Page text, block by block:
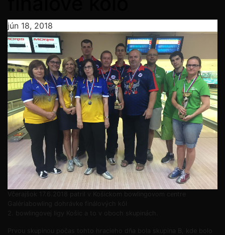
jún 18, 2018
Včerajšok 17.6.2018 patril v Košickom bowlingovom centre
Galériabowling dohrávke finálových kôl
2. bowlingovej ligy Košic a to v oboch skupinách.
Prvou skupinou počas tohto hracieho dňa bola skupina B, kde bolo